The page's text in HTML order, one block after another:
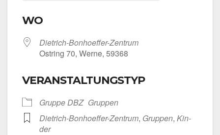
WO
Dietrich-Bonhoeffer-Zentrum
Ost­ring 70, Wer­ne, 59368
VERANSTALTUNGSTYP
Grup­pe DBZ Grup­pen
Dietrich-Bonhoeffer-Zentrum, Grup­pen, Kin­
der